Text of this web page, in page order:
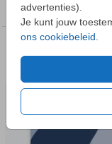
advertenties).
Je kunt jouw
ons cookiebeleid
HANDIG OM TE
- Het adres van de
kaart gedrukt.
- Het is mogelijk om
Hier vind je
Niet gevonden?
Kaartje versturen
DEZE